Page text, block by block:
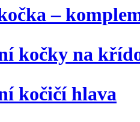
–
kočky na
kočičí hlava